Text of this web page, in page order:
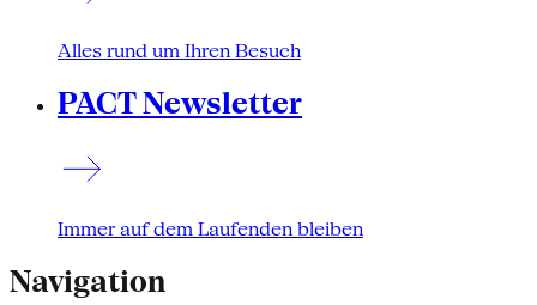
Alles rund um Ihren Besuch
PACT Newsletter
Immer auf dem Laufenden bleiben
Navigation